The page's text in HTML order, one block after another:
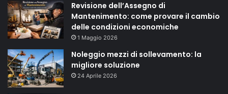
Revisione dell’Assegno di
Mantenimento: come provare il cambio
delle condizioni economiche
1 Maggio 2026
Noleggio mezzi di sollevamento: la
migliore soluzione
24 Aprile 2026